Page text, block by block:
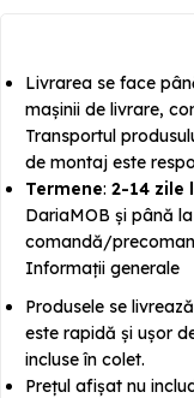
Livrarea se face
mașinii de livrare,
Transportul
de montaj este
Termene: 2-14 zile
DariaMOB și până
comandă/
Informații generale
Produsele se
este rapidă și ușor
incluse în colet.
Prețul afișat nu